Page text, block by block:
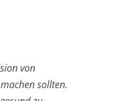
von
sollten.